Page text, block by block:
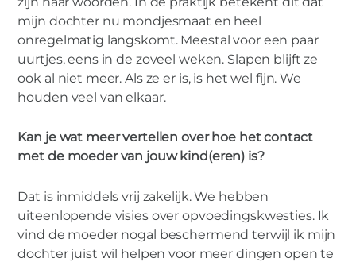
mijn dochter nu mondjesmaat en heel
onregelmatig langskomt. Meestal voor een paar
uurtjes, eens in de zoveel weken. Slapen blijft ze
ook al niet meer. Als ze er is, is het wel fijn. We
houden veel van elkaar.
Kan je wat meer vertellen over hoe het contact
met de moeder van jouw kind(eren) is?
Dat is inmiddels vrij zakelijk. We hebben
uiteenlopende visies over opvoedingskwesties. Ik
vind de moeder nogal beschermend terwijl ik mijn
dochter juist wil helpen voor meer dingen open te